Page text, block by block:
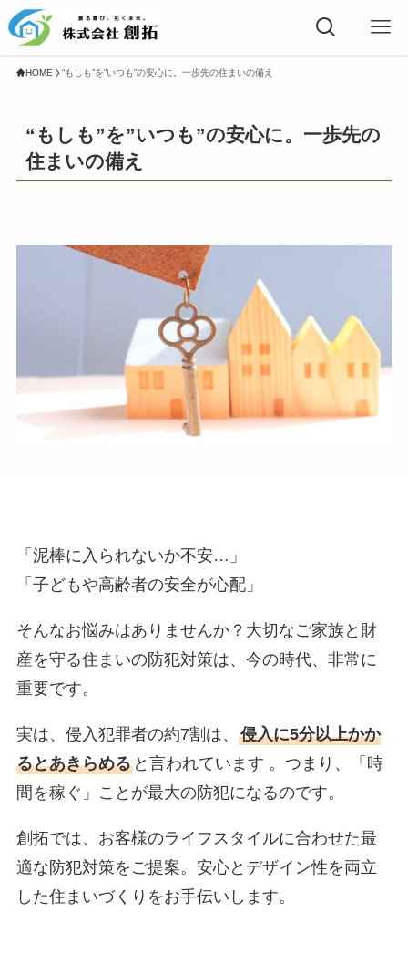
HOME “もしも”を”いつも”の安心に。一歩先の住まいの備え
“もしも”を”いつも”の安心に。一歩先の
住まいの備え
「泥棒に入られないか不安…」
「子どもや高齢者の安全が心配」
そんなお悩みはありませんか？大切なご家族と財
産を守る住まいの防犯対策は、今の時代、非常に
重要です。
実は、侵入犯罪者の約7割は、 侵入に5分以上かか
るとあきらめると言われています 。つまり、「時
間を稼ぐ」ことが最大の防犯になるのです。
創拓では、お客様のライフスタイルに合わせた最
適な防犯対策をご提案。安心とデザイン性を両立
した住まいづくりをお手伝いします。